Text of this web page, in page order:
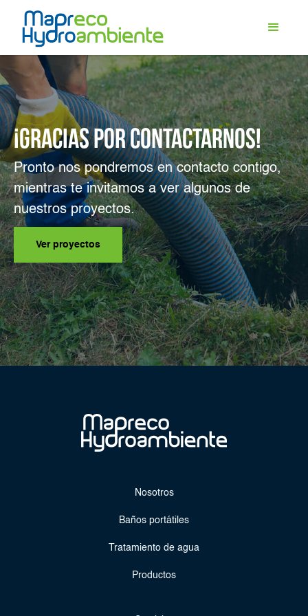
¡Gracias por contactarnos!
Pronto nos pondremos en contacto contigo,
mientras te invitamos a ver algunos de
nuestros proyectos.
Ver proyectos
Nosotros
Baños portátiles
Tratamiento de agua
Productos